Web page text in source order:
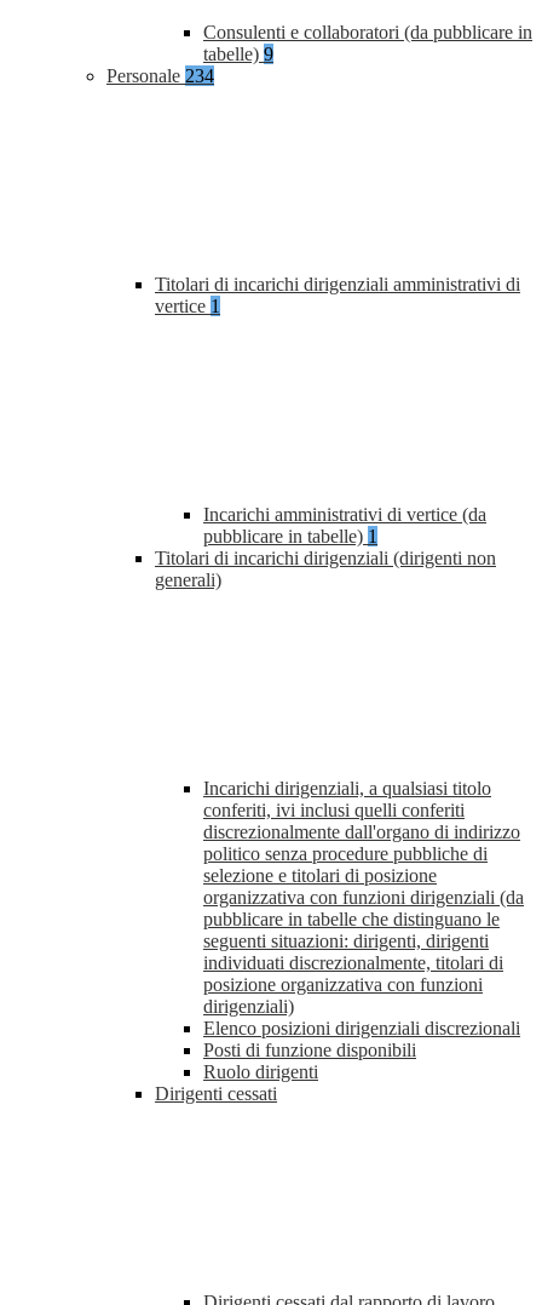
Consulenti e collaboratori (da pubblicare in
tabelle) 9
Personale 234
Titolari di incarichi dirigenziali amministrativi di
vertice 1
Incarichi amministrativi di vertice (da
pubblicare in tabelle) 1
Titolari di incarichi dirigenziali (dirigenti non
generali)
Incarichi dirigenziali, a qualsiasi titolo
conferiti, ivi inclusi quelli conferiti
discrezionalmente dall'organo di indirizzo
politico senza procedure pubbliche di
selezione e titolari di posizione
organizzativa con funzioni dirigenziali (da
pubblicare in tabelle che distinguano le
seguenti situazioni: dirigenti, dirigenti
individuati discrezionalmente, titolari di
posizione organizzativa con funzioni
dirigenziali)
Elenco posizioni dirigenziali discrezionali
Posti di funzione disponibili
Ruolo dirigenti
Dirigenti cessati